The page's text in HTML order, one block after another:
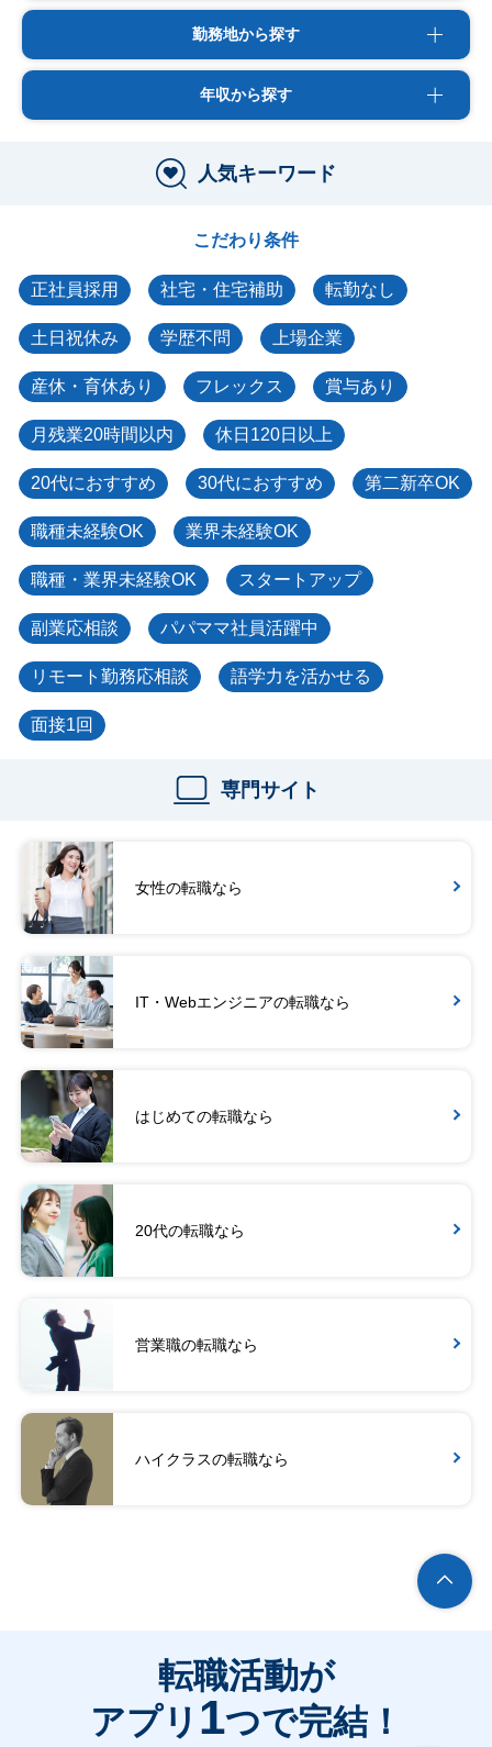
勤務地から探す
年収から探す
人気キーワード
こだわり条件
正社員採用 社宅・住宅補助 転勤なし
土日祝休み 学歴不問 上場企業
産休・育休あり フレックス 賞与あり
月残業20時間以内 休日120日以上
20代におすすめ 30代におすすめ 第二新卒OK
職種未経験OK 業界未経験OK
職種・業界未経験OK スタートアップ
副業応相談 パパママ社員活躍中
リモート勤務応相談 語学力を活かせる
面接1回
専門サイト
女性の転職なら
IT・Webエンジニアの転職なら
はじめての転職なら
20代の転職なら
営業職の転職なら
ハイクラスの転職なら
転職活動が
アプリ 1つで完結！